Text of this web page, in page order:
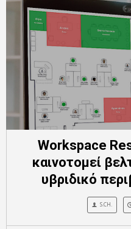
Workspace
καινοτομεί
υβριδικό
S.CH.